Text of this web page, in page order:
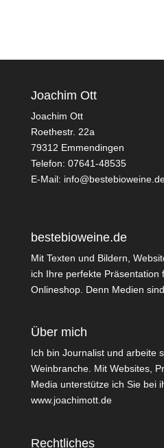
Joachim Ott
Joachim Ott
Roethestr. 22a
79312 Emmendingen
Telefon: 07641-48535
E-Mail:
bestebioweine.de
Mit Texten und Bildern,
ich Ihre perfekte Präsentation
Onlineshop. Denn Medien
Über mich
Ich bin Journalist und arbeite
Weinbranche. Mit Websites,
Media unterstütze ich Sie bei
www.joachimott.de
Rechtliches